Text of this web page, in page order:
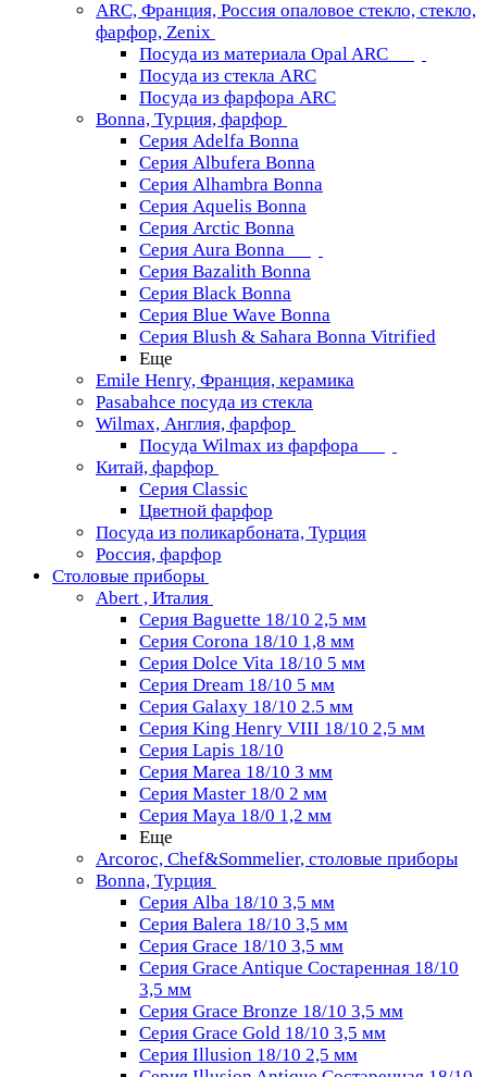
ARC, Франция, Россия опаловое стекло, стекло,
фарфор, Zenix
Посуда из материала Opal ARC
Посуда из стекла ARC
Посуда из фарфора ARC
Bonna, Турция, фарфор
Серия Adelfa Bonna
Серия Albufera Bonna
Серия Alhambra Bonna
Серия Aquelis Bonna
Серия Arctic Bonna
Серия Aura Bonna
Серия Bazalith Bonna
Серия Black Bonna
Серия Blue Wave Bonna
Серия Blush & Sahara Bonna Vitrified
Еще
Emile Henry, Франция, керамика
Pasabahce посуда из стекла
Wilmax, Англия, фарфор
Посуда Wilmax из фарфора
Китай, фарфор
Серия Classiс
Цветной фарфор
Посуда из поликарбоната, Турция
Россия, фарфор
Столовые приборы
Abert , Италия
Серия Baguette 18/10 2,5 мм
Серия Corona 18/10 1,8 мм
Серия Dolce Vita 18/10 5 мм
Серия Dream 18/10 5 мм
Серия Galaxy 18/10 2.5 мм
Серия King Henry VIII 18/10 2,5 мм
Серия Lapis 18/10
Серия Marea 18/10 3 мм
Серия Master 18/0 2 мм
Серия Maya 18/0 1,2 мм
Еще
Arcoroc, Chef&Sommelier, столовые приборы
Bonna, Турция
Серия Alba 18/10 3,5 мм
Серия Balera 18/10 3,5 мм
Серия Grace 18/10 3,5 мм
Серия Grace Antique Состаренная 18/10
3,5 мм
Серия Grace Bronze 18/10 3,5 мм
Серия Grace Gold 18/10 3,5 мм
Серия Illusion 18/10 2,5 мм